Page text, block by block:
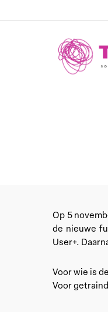
to
Op 5
de nieuwe
User+.
Voor wie is
Voor